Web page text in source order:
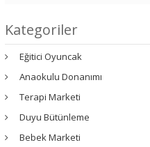
Kategoriler
Eğitici Oyuncak
Anaokulu Donanımı
Terapi Marketi
Duyu Bütünleme
Bebek Marketi